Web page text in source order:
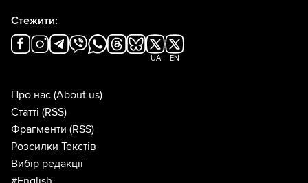
Стежити:
UA EN
Про нас (About us)
Статті (RSS)
Фрагменти (RSS)
Розсилки Текстів
Вибір редакції